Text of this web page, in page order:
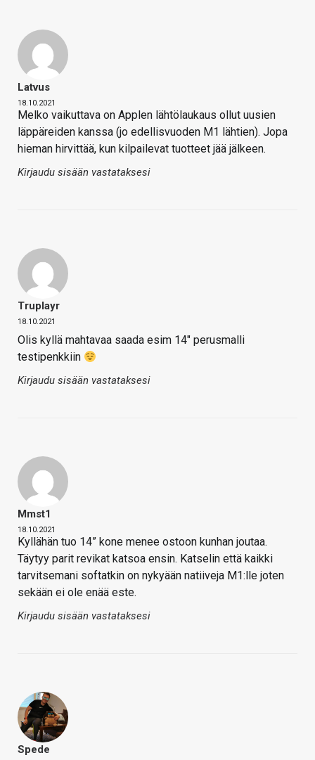
Latvus
18.10.2021
Melko vaikuttava on Applen lähtölaukaus ollut uusien
läppäreiden kanssa (jo edellisvuoden M1 lähtien). Jopa
hieman hirvittää, kun kilpailevat tuotteet jää jälkeen.
Kirjaudu sisään vastataksesi
Truplayr
18.10.2021
Olis kyllä mahtavaa saada esim 14″ perusmalli
testipenkkiin
Kirjaudu sisään vastataksesi
Mmst1
18.10.2021
Kyllähän tuo 14” kone menee ostoon kunhan joutaa.
Täytyy parit revikat katsoa ensin. Katselin että kaikki
tarvitsemani softatkin on nykyään natiiveja M1:lle joten
sekään ei ole enää este.
Kirjaudu sisään vastataksesi
Spede